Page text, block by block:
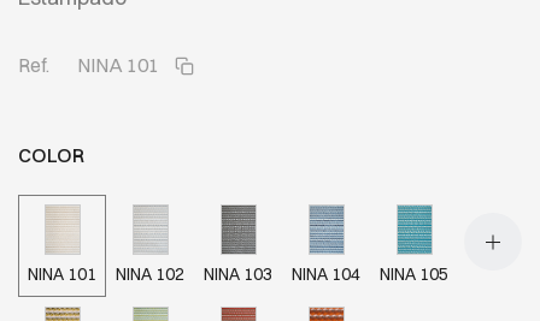
Ref. NINA 101
COLOR
NINA 101 NINA 102 NINA 103 NINA 104 NINA 105